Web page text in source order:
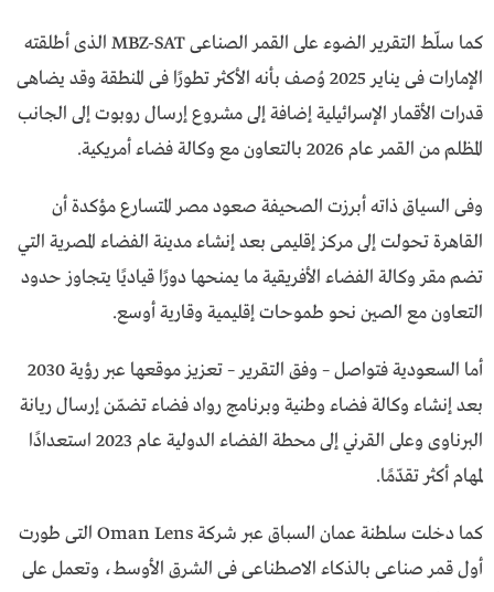
كما سلّط التقرير الضوء على القمر الصناعى MBZ-SAT الذى أطلقته
الإمارات فى يناير 2025 وُصف بأنه الأكثر تطورًا فى المنطقة وقد يضاهى
قدرات الأقمار الإسـرائيـلية إضافة إلى مشروع إرسال روبوت إلى الجانب
المظلم من القمر عام 2026 بالتعاون مع وكالة فضاء أمريكية.
وفى السياق ذاته أبرزت الصحيفة صعود مصر المتسارع مؤكدة أن
القاهرة تحولت إلى مركز إقليمى بعد إنشاء مدينة الفضاء المصرية التي
تضم مقر وكالة الفضاء الأفريقية ما يمنحها دورًا قياديًا يتجاوز حدود
التعاون مع الصين نحو طموحات إقليمية وقارية أوسع.
أما السعودية فتواصل – وفق التقرير – تعزيز موقعها عبر رؤية 2030
بعد إنشاء وكالة فضاء وطنية وبرنامج رواد فضاء تضمّن إرسال ريانة
البرناوى وعلى القرني إلى محطة الفضاء الدولية عام 2023 استعدادًا
لمهام أكثر تقدّمًا.
كما دخلت سلطنة عمان السباق عبر شركة Oman Lens التى طورت
أول قمر صناعى بالذكاء الاصطناعى فى الشرق الأوسط، وتعمل على